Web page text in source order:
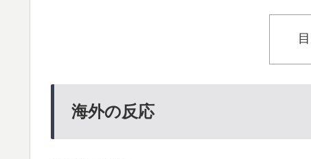
が歓迎！アーセナルファンも祝福！【海外の
海外の反応